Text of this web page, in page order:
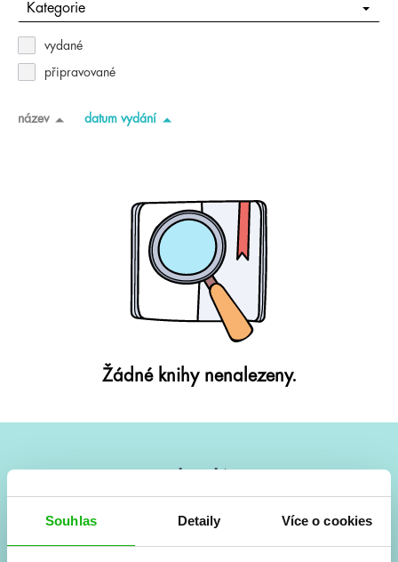
Souhlas Detaily Více o cookies
Kategorie
vydané
připravované
název datum vydání
Žádné knihy nenalezeny.
Vše kolem #youngadult každý měsíc rovnou do mailu!
a seriálové adaptace a další.